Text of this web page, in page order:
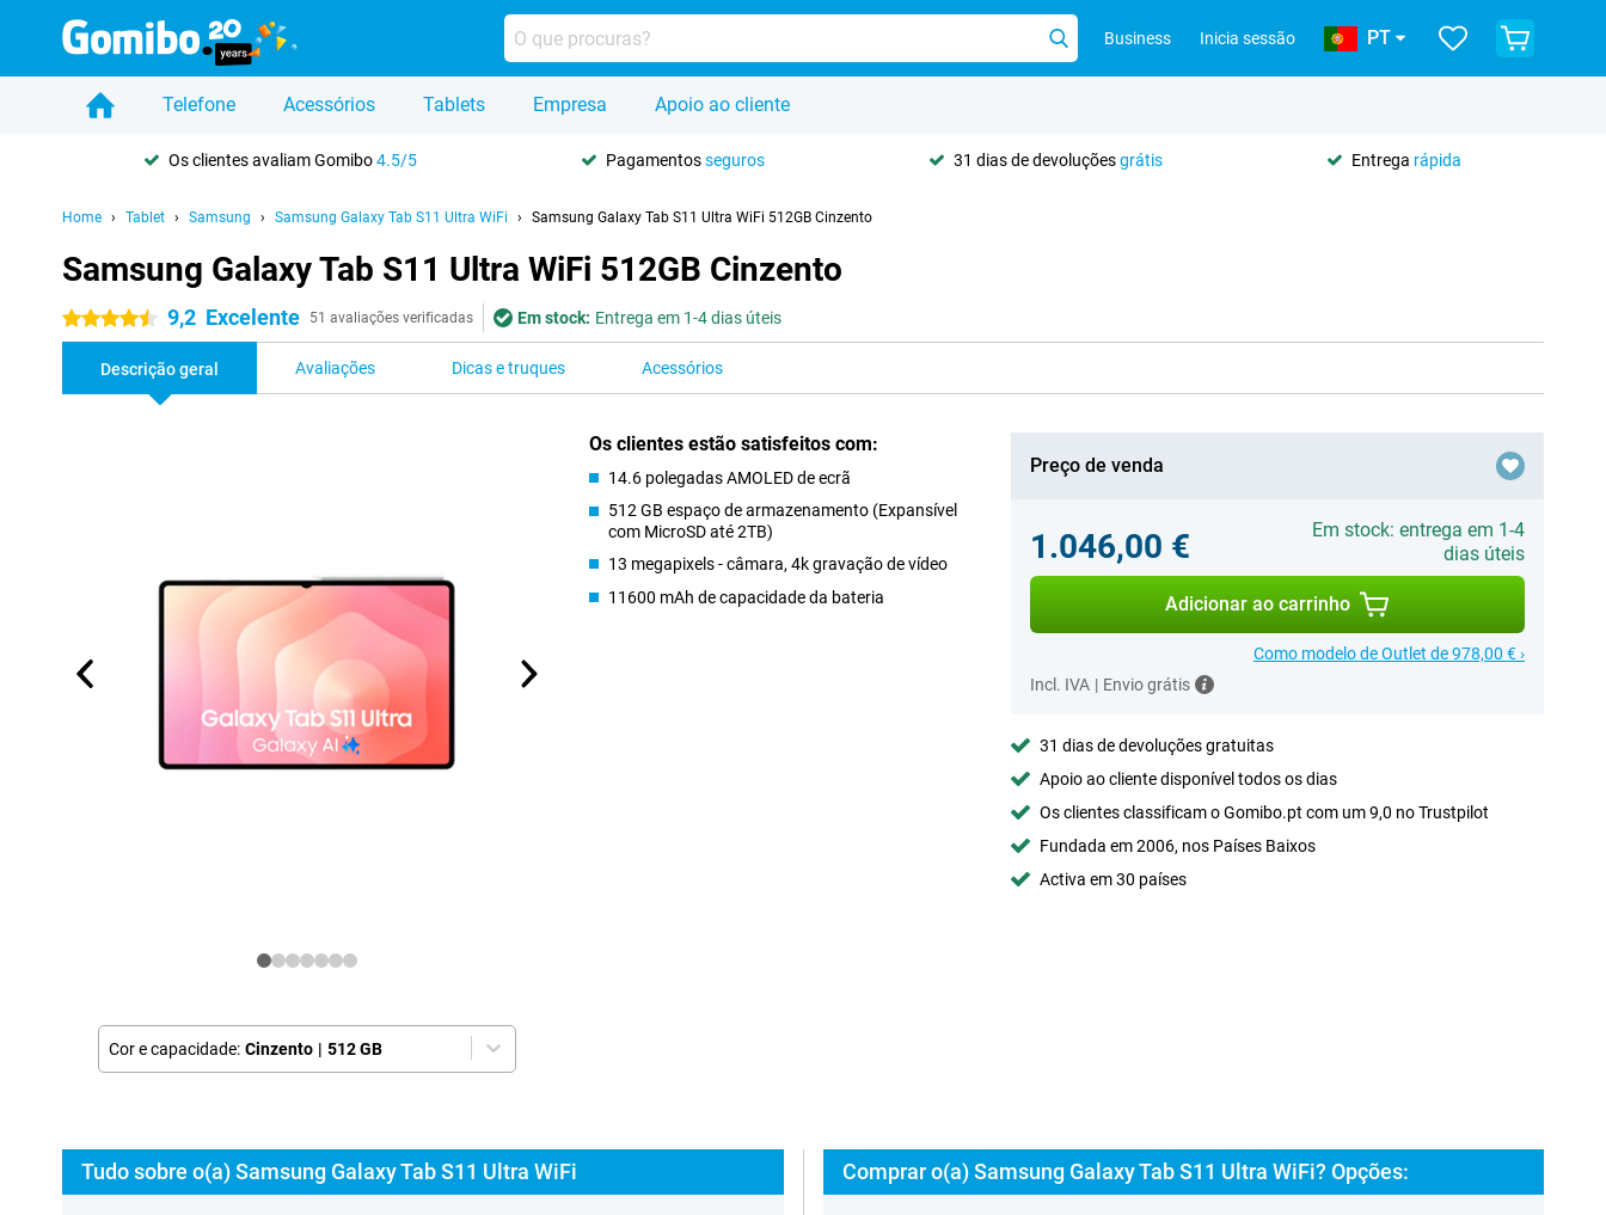
Business Inicia sessão PT
Telefone Acessórios Tablets Empresa Apoio ao cliente
Os clientes avaliam Gomibo4.5/5 Pagamentosseguros 31 dias de devoluçõesgrátis Entrega rápida
Home Tablet Samsung Samsung Galaxy Tab S11 Ultra WiFi Samsung Galaxy Tab S11 Ultra WiFi 512GB Cinzento
Samsung Galaxy Tab S11 Ultra WiFi 512GB Cinzento
4.5 estrelas 9,2 Excelente 51 avaliações verificadas Em stock: Entrega em 1-4 dias úteis
Descrição geral Avaliações Dicas e truques Acessórios
Cor e capacidade: Cinzento | 512 GB
Os clientes estão satisfeitos com:
14.6 polegadas AMOLED de ecrã
512 GB espaço de armazenamento (Expansível
com MicroSD até 2TB)
13 megapixels - câmara, 4k gravação de vídeo
11600 mAh de capacidade da bateria
Preço de venda
1.046,00 €
Em stock: entrega em 1-4
dias úteis
Adicionar ao carrinho
Como modelo de Outlet de 978,00 € ›
Incl. IVA | Envio grátis
31 dias de devoluções gratuitas
Apoio ao cliente disponível todos os dias
Os clientes classificam o Gomibo.pt com um 9,0 no Trustpilot
Fundada em 2006, nos Países Baixos
Activa em 30 países
Tudo sobre o(a) Samsung Galaxy Tab S11 Ultra WiFi Comprar o(a) Samsung Galaxy Tab S11 Ultra WiFi? Opções: